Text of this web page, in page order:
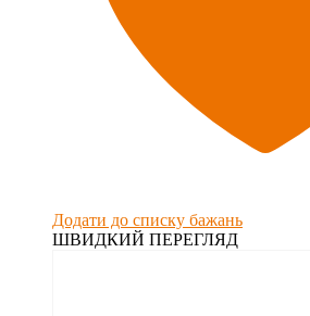
Додати до списку бажань
ШВИДКИЙ ПЕРЕГЛЯД